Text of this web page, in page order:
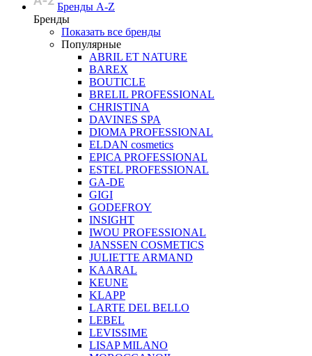
Бренды A-Z
Бренды
Показать все бренды
Популярные
ABRIL ET NATURE
BAREX
BOUTICLE
BRELIL PROFESSIONAL
CHRISTINA
DAVINES SPA
DIOMA PROFESSIONAL
ELDAN cosmetics
EPICA PROFESSIONAL
ESTEL PROFESSIONAL
GA-DE
GIGI
GODEFROY
INSIGHT
IWOU PROFESSIONAL
JANSSEN COSMETICS
JULIETTE ARMAND
KAARAL
KEUNE
KLAPP
LARTE DEL BELLO
LEBEL
LEVISSIME
LISAP MILANO